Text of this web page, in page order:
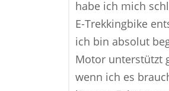
habe ich mich
E-Trekkingbike
ich bin absolut
Motor unterstützt
wenn ich es